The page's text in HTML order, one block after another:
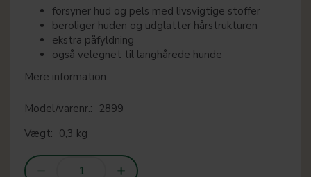
forsyner hud og pels med livsvigtige stoffer
beroliger huden og udglatter hårstrukturen
ekstra påfyldning
også velegnet til langhårede hunde
Mere information
Model/varenr.: 2899
Vægt: 0,3 kg